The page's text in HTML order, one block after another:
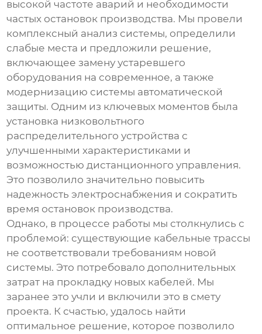
высокой частоте аварий и необходимости
частых остановок производства. Мы провели
комплексный анализ системы, определили
слабые места и предложили решение,
включающее замену устаревшего
оборудования на современное, а также
модернизацию системы автоматической
защиты. Одним из ключевых моментов была
установка низковольтного
распределительного устройства с
улучшенными характеристиками и
возможностью дистанционного управления.
Это позволило значительно повысить
надежность электроснабжения и сократить
время остановок производства.
Однако, в процессе работы мы столкнулись с
проблемой: существующие кабельные трассы
не соответствовали требованиям новой
системы. Это потребовало дополнительных
затрат на прокладку новых кабелей. Мы
заранее это учли и включили это в смету
проекта. К счастью, удалось найти
оптимальное решение, которое позволило